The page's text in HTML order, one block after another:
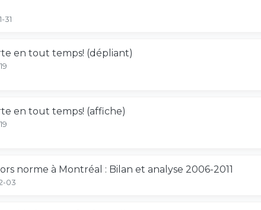
31
en tout temps! (dépliant)
en tout temps! (affiche)
norme à Montréal : Bilan et analyse 2006-2011
03